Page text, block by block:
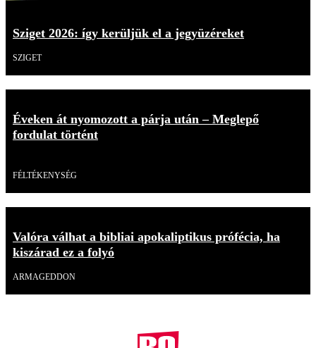
Sziget 2026: így kerüljük el a jegyüzéreket
SZIGET
Éveken át nyomozott a párja után – Meglepő
fordulat történt
FÉLTÉKENYSÉG
Valóra válhat a bibliai apokaliptikus prófécia, ha
kiszárad ez a folyó
ARMAGEDDON